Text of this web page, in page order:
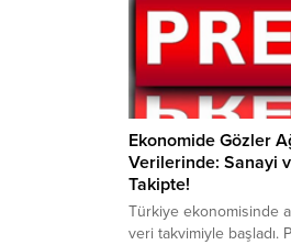
Ekonomide Gözler
Verilerinde: Sanayi
Takipte!
Türkiye ekonomisinde
veri takvimiyle başladı.